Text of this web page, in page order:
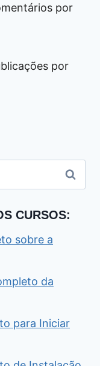
por
por
CURSOS:
sobre a
da
para Iniciar